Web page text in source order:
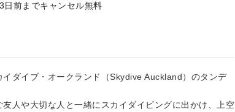
3日前までキャンセル無料
ダイブ・オークランド（Skydive Auckland）のタンデ
人や大切な人と一緒にスカイダイビングに出かけ、上空